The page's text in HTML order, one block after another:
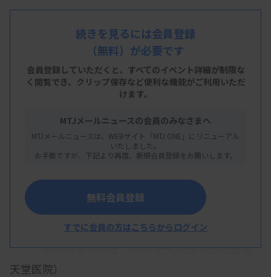
LIVE配信
主 催
東京都臨床検査技師会
概 要
・内容：
初級研修会
血液検査の基礎 ～血算・血液像・凝固検
由利麻衣子技師 （順天堂大学医学部附属順
天堂医院）
続きを見るには会員登録
（無料）が必要です
会員登録していただくと、すべてのイベント詳細が制限な
く閲覧でき、 クリップ保存など便利な機能がご利用いただ
けます。
MTJメールニュースの会員のみなさまへ
MTJメールニュースは、WEBサイト「MTJ ONE」にリニューアル
いたしました。
お手数ですが、下記より再度、新規会員登録をお願いします。
無料会員登録
すでに会員の方はこちらからログイン